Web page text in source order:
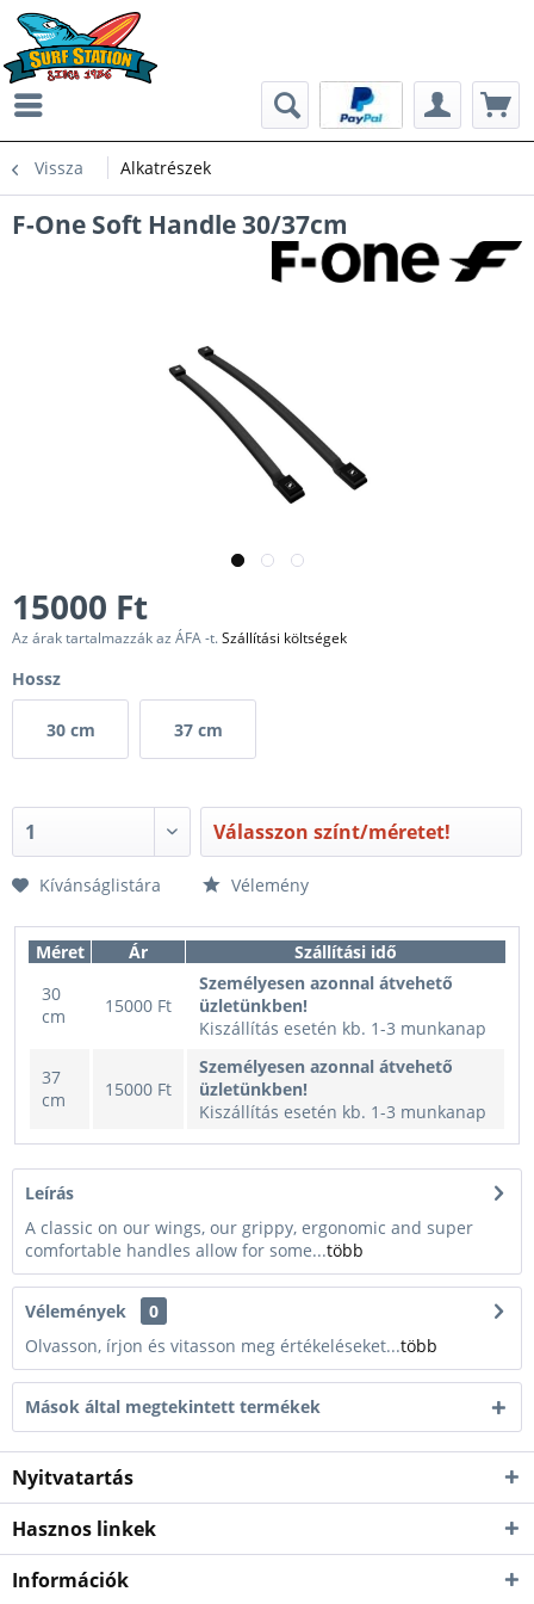
Vissza Alkatrészek
F-One Soft Handle 30/37cm
15000 Ft
Az árak tartalmazzák az ÁFA -t.Szállítási költségek
Hossz
30 cm 37 cm
Válasszon színt/méretet!
Kívánságlistára Vélemény
Méret Ár
Szállítási idő
30
cm
15000 Ft
Személyesen azonnal átvehető
üzletünkben!
Kiszállítás esetén kb. 1-3 munkanap
37
cm
15000 Ft
Személyesen azonnal átvehető
üzletünkben!
Kiszállítás esetén kb. 1-3 munkanap
Leírás
A classic on our wings, our grippy, ergonomic and super
comfortable handles allow for some...több
Vélemények
0
Olvasson, írjon és vitasson meg értékeléseket...több
Mások által megtekintett termékek
Nyitvatartás
Hasznos linkek
Információk